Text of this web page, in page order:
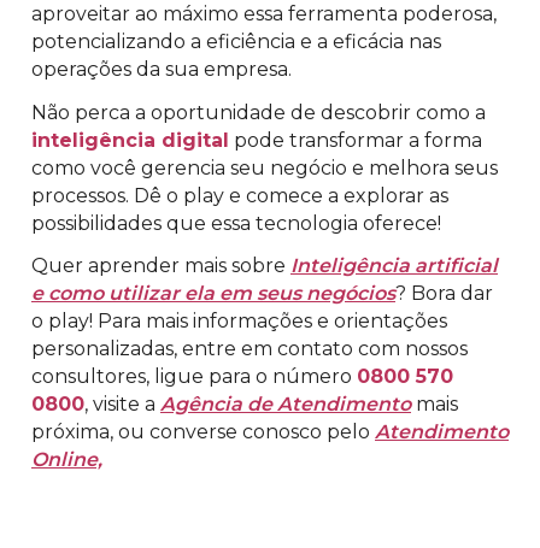
aproveitar ao máximo essa ferramenta poderosa,
potencializando a eficiência e a eficácia nas
operações da sua empresa.
Não perca a oportunidade de descobrir como a
inteligência digital pode transformar a forma
como você gerencia seu negócio e melhora seus
processos. Dê o play e comece a explorar as
possibilidades que essa tecnologia oferece!
Quer aprender mais sobre Inteligência artificial
e como utilizar ela em seus negócios? Bora dar
o play! Para mais informações e orientações
personalizadas, entre em contato com nossos
consultores, ligue para o número 0800 570
0800, visite a Agência de Atendimentomais
próxima, ou converse conosco pelo Atendimento
Online,